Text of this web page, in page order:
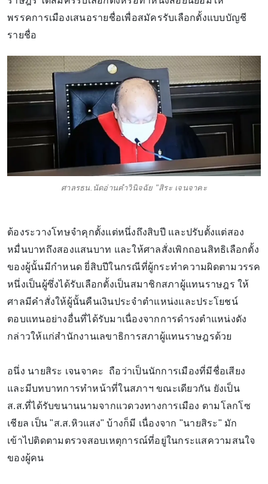
พรรคการเมืองเสนอรายชื่อเพื่อสมัครรับเลือกตั้งแบบบัญชี
รายชื่อ
ศาลรธน.นัดอ่านคำวินิจฉัย "สิระ เจนจาคะ
ต้องระวางโทษจําคุกตั้งแต่หนึ่งถึงสิบปี และปรับตั้งแต่สอง
หมื่นบาทถึงสองแสนบาท และให้ศาลสั่งเพิกถอนสิทธิเลือกตั้ง
ของผู้นั้นมีกําหนด ยี่สิบปีในกรณีที่ผู้กระทําความผิดตามวรรค
หนึ่งเป็นผู้ซึ่งได้รับเลือกตั้งเป็นสมาชิกสภาผู้แทนราษฎร ให้
ศาลมีคําสั่งให้ผู้นั้นคืนเงินประจําตําแหน่งและประโยชน์
ตอบแทนอย่างอื่นที่ได้รับมาเนื่องจากการดํารงตําแหน่งดัง
กล่าวให้แก่สํานักงานเลขาธิการสภาผู้แทนราษฎรด้วย
อนึ่ง นายสิระ เจนจาคะ ถือว่าเป็นนักการเมืองที่มีชื่อเสียง
และมีบทบาทการทำหน้าที่ในสภาฯ ขณะเดียวกัน ยังเป็น
ส.ส.ที่ได้รับขนานนามจากแวดวงทางการเมือง ตามโลกโซ
เชียล เป็น "ส.ส.หิวแสง" บ้างก็มี เนื่องจาก "นายสิระ" มัก
เข้าไปติดตามตรวจสอบเหตุการณ์ที่อยู่ในกระแสความสนใจ
ของผู้คน